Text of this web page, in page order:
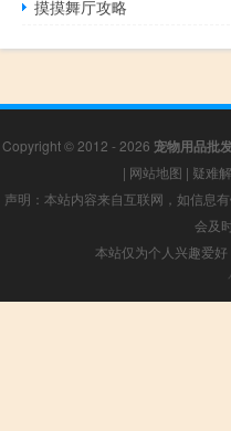
摸摸舞厅攻略
Copyright © 2012 - 2026 宠物用品批
| 网站地图 | 疑难
声明：本站内容来自互联网，如信息
会及
本站仅为个人兴趣爱